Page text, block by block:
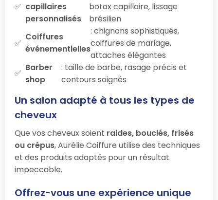
capillaires
personnalisés
botox capillaire, lissage
brésilien
Coiffures
événementielles
: chignons sophistiqués,
coiffures de mariage,
attaches élégantes
Barber
shop
: taille de barbe, rasage précis et
contours soignés
Un salon adapté à tous les types de
cheveux
Que vos cheveux soient raides, bouclés, frisés
ou crépus, Aurélie Coiffure utilise des techniques
et des produits adaptés pour un résultat
impeccable.
Offrez-vous une expérience unique